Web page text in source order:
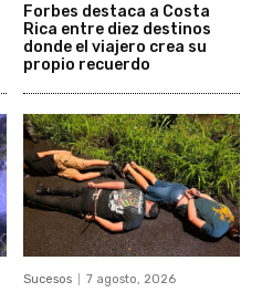
Forbes destaca a Costa
Rica entre diez destinos
donde el viajero crea su
propio recuerdo
Sucesos 7 agosto, 2026